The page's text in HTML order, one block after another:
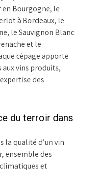
Bourgogne, le
à Bordeaux, le
le Sauvignon Blanc
et le
cépage apporte
aux vins produits,
des
du terroir dans
la qualité d’un vin
ensemble des
et